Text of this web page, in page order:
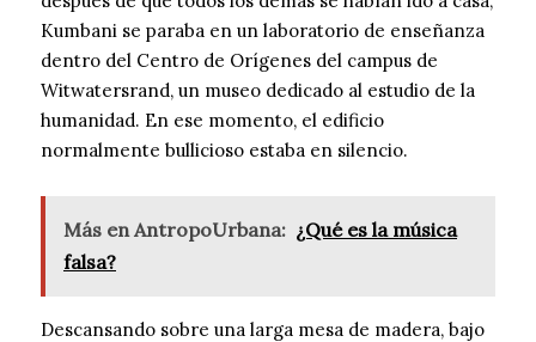
Kumbani se paraba en un laboratorio de enseñanza
dentro del Centro de Orígenes del campus de
Witwatersrand, un museo dedicado al estudio de la
humanidad. En ese momento, el edificio
normalmente bullicioso estaba en silencio.
Más en AntropoUrbana: ¿Qué es la música
falsa?
Descansando sobre una larga mesa de madera, bajo